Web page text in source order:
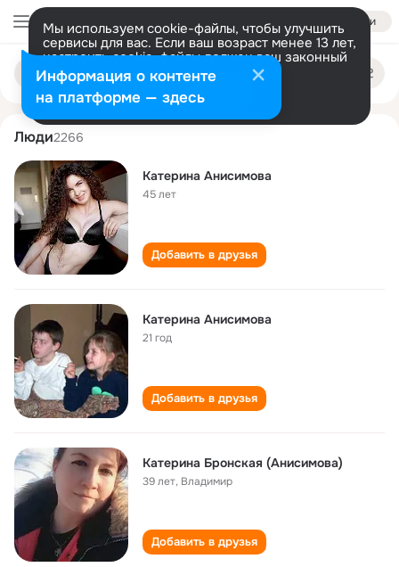
Войти
Мы используем cookie-файлы, чтобы улучшить
сервисы для вас. Если ваш возраст менее 13 лет,
настроить cookie-файлы должен ваш законный
представитель. Больше информации
Разрешить все Настроить
Поиск
людям
katerina anisimova
Люди2266
Катерина Анисимова
45 лет
Добавить в друзья
Катерина Анисимова
21 год
Добавить в друзья
Катерина Бронская (Анисимова)
39 лет, Владимир
Добавить в друзья
Информация о контенте
на платформе — здесь